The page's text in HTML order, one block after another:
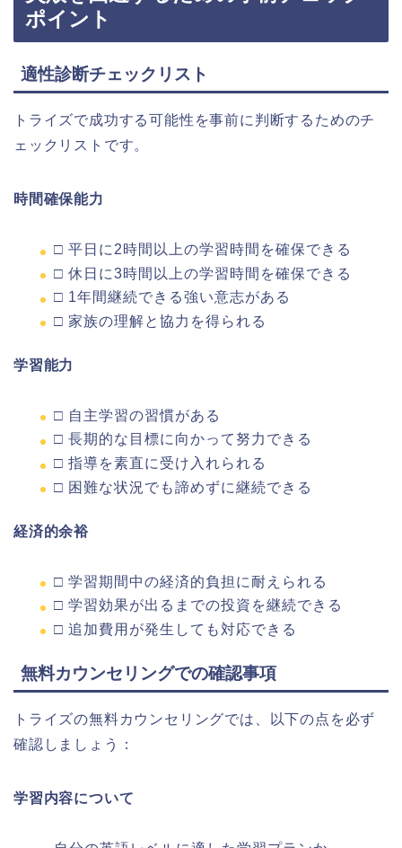
ポイント
適性診断チェックリスト
トライズで成功する可能性を事前に判断するためのチ
ェックリストです。
時間確保能力
□ 平日に2時間以上の学習時間を確保できる
□ 休日に3時間以上の学習時間を確保できる
□ 1年間継続できる強い意志がある
□ 家族の理解と協力を得られる
学習能力
□ 自主学習の習慣がある
□ 長期的な目標に向かって努力できる
□ 指導を素直に受け入れられる
□ 困難な状況でも諦めずに継続できる
経済的余裕
□ 学習期間中の経済的負担に耐えられる
□ 学習効果が出るまでの投資を継続できる
□ 追加費用が発生しても対応できる
無料カウンセリングでの確認事項
トライズの無料カウンセリングでは、以下の点を必ず
確認しましょう：
学習内容について